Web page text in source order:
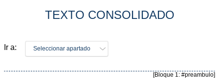
TEXTO CONSOLIDADO
Ir a: Seleccionar apartado
[Bloque 1: #preambulo]